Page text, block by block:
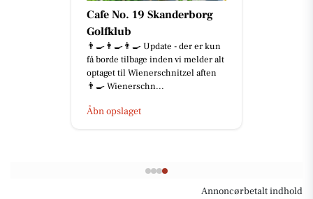
Cafe No. 19 Skanderborg
Golfklub
👨‍🍳👨‍🍳👨‍🍳 Update - der er kun
få borde tilbage inden vi melder alt
optaget til Wienerschnitzel aften
👨‍🍳 Wienerschn...
Åbn opslaget
Annoncørbetalt indhold